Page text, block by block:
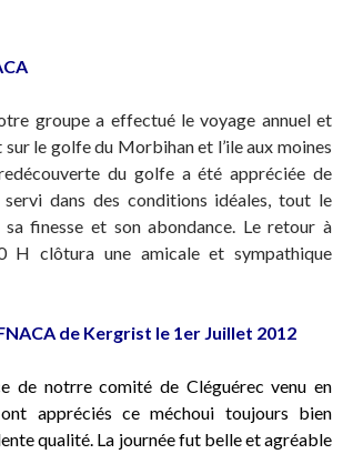
groupe a effectué le voyage annuel et
sur le golfe du Morbihan et l’ile aux moines
du golfe a été appréciée de
dans des conditions idéales, tout le
finesse et son abondance. Le retour à
H clôtura une amicale et sympathique
de Kergrist le 1er Juillet 2012
de notrre comité de Cléguérec venu en
appréciés ce méchoui toujours bien
qualité. La journée fut belle et agréable